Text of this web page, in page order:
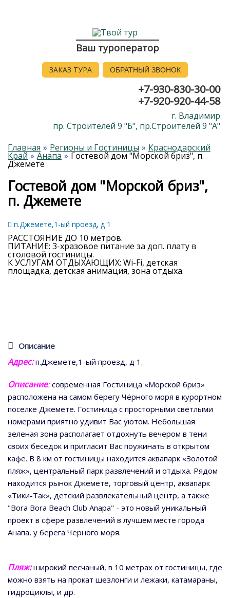
Ваш туроператор
ЗАКАЗ ТУРА ОБРАТНЫЙ ЗВОНОК
+7-930-830-30-00
+7-920-920-44-58
г. Владимир
пр. Строителей 9 "Б", пр.Строителей 9 "А"
Главная
Регионы и Гостиницы Краснодарский
Край Анапа Гостевой дом "Морской бриз", п.
Джемете
Гостевой дом "Морской бриз",
п. Джемете
п.Джемете,1-ый проезд, д 1
РАССТОЯНИЕ ДО 10 метров.
ПИТАНИЕ: 3-хразовое питание за доп. плату в
столовой гостиницы.
К УСЛУГАМ ОТДЫХАЮЩИХ: Wi-Fi, детская
площадка, детская анимация, зона отдыха.
Описание
Адрес:п.Джемете,1-ый проезд, д 1.
Описание:современная Гостиница «Морской бриз»
расположена на самом берегу Чёрного моря в курортном
поселке Джемете. Гостиница с просторными светлыми
номерами приятно удивит Вас уютом. Небольшая
зеленая зона располагает отдохнуть вечером в тени
своих беседок и пригласит Вас поужинать в открытом
кафе. В 8 км от гостиницы находится аквапарк «Золотой
пляж», центральный парк развлечений и отдыха. Рядом
находится рынок Джемете, торговый центр, аквапарк
«Тики-Так», детский развлекательный центр, а также
"Bora Bora Beach Club Anapa" - это новый уникальный
проект в сфере развлечений в лучшем месте города
Анапа, у берега Черного моря.
Пляж:широкий песчаный, в 10 метрах от гостиницы, где
можно взять на прокат шезлонги и лежаки, катамараны,
гидроциклы, и др.